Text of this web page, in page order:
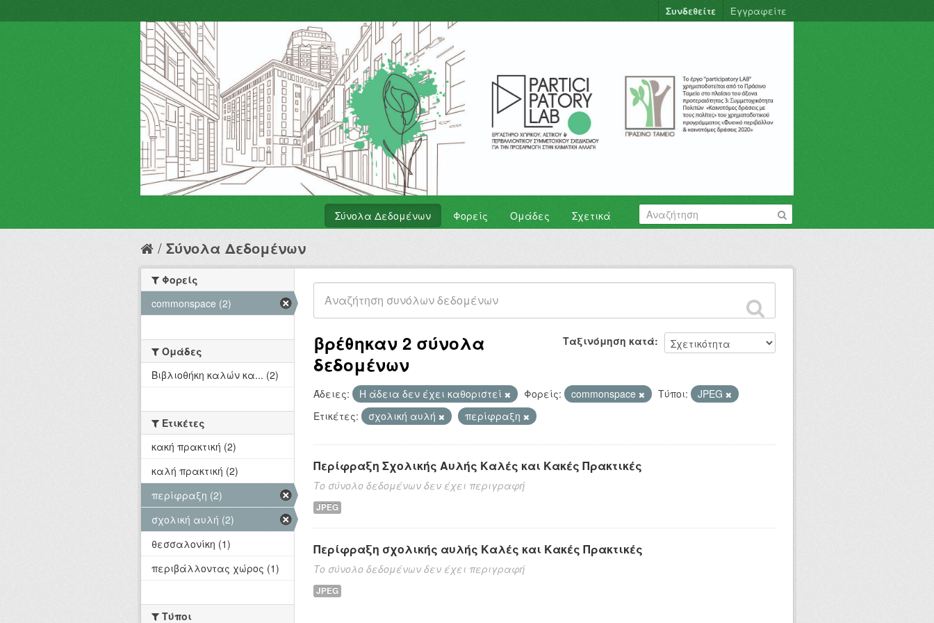
Συνδεθείτε Εγγραφείτε
Σύνολα Δεδομένων Φορείς Ομάδες Σχετικά
Σύνολα Δεδομένων
Ταξινόμηση κατά
βρέθηκαν 2 σύνολα
δεδομένων
Άδειες: Η άδεια δεν έχει καθοριστεί Φορείς: commonspace Τύποι:
JPEG
Ετικέτες:
σχολική αυλή περίφραξη
Περίφραξη Σχολικής Αυλής Καλές και Κακές Πρακτικές
Το σύνολο δεδομένων δεν έχει περιγραφή
JPEG
Περίφραξη σχολικής αυλής Καλές και Κακές Πρακτικές
Το σύνολο δεδομένων δεν έχει περιγραφή
JPEG
Φορείς
commonspace (2)
Ομάδες
Βιβλιοθήκη καλών κα... (2)
Ετικέτες
κακή πρακτική (2)
καλή πρακτική (2)
περίφραξη (2)
σχολική αυλή (2)
θεσσαλονίκη (1)
περιβάλλοντας χώρος (1)
Τύποι